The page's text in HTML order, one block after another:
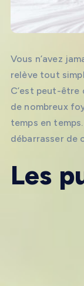
Vous n’avez
relève tout
C’est peut-être
de nombreux
temps en
débarrasser de
Les